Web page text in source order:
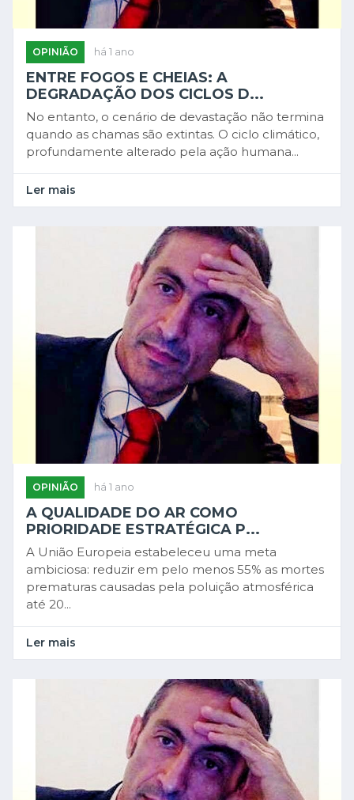
OPINIÃO há 1 ano
ENTRE FOGOS E CHEIAS: A
DEGRADAÇÃO DOS CICLOS D...
No entanto, o cenário de devastação não termina
quando as chamas são extintas. O ciclo climático,
profundamente alterado pela ação humana...
Ler mais
OPINIÃO há 1 ano
A QUALIDADE DO AR COMO
PRIORIDADE ESTRATÉGICA P...
A União Europeia estabeleceu uma meta
ambiciosa: reduzir em pelo menos 55% as mortes
prematuras causadas pela poluição atmosférica
até 20...
Ler mais